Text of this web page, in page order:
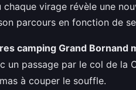
virage révèle une
parcours en fonction de
camping Grand Bornand
un passage par le col de la
à couper le souffle.